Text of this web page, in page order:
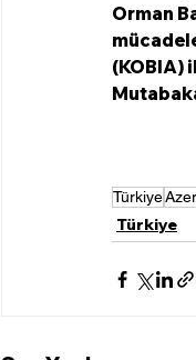
Orman
(KOBIA)
Türkiye
Türkiye